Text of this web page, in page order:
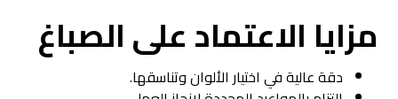
مزايا الاعتماد على الصباغ
دقة عالية في اختيار الألوان وتناسقها.